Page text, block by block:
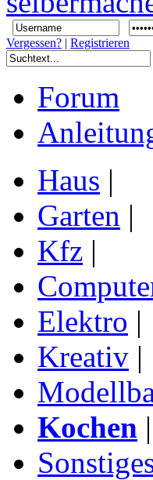
Vergessen? | Registrieren
Forum
Haus |
Garten |
Kfz |
Elektro |
Kreativ |
Kochen |